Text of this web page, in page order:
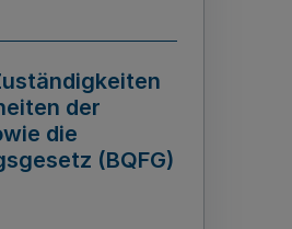
der
die
(BQFG)